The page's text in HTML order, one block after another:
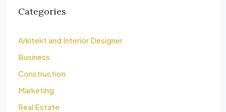
Categories
Arkitekt and Interior Designer
Business
Construction
Marketing
Real Estate